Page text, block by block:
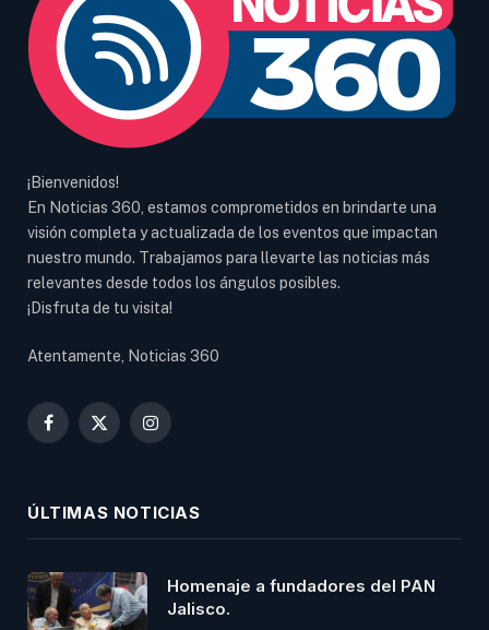
¡Bienvenidos!
En Noticias 360, estamos comprometidos en brindarte una
visión completa y actualizada de los eventos que impactan
nuestro mundo. Trabajamos para llevarte las noticias más
relevantes desde todos los ángulos posibles.
¡Disfruta de tu visita!
Atentamente, Noticias 360
Facebook
X
Instagram
ÚLTIMAS NOTICIAS
Homenaje a fundadores del PAN
Jalisco.